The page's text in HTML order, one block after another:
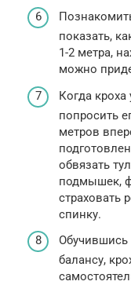
показать,
1-2 метра,
можно
Когда кроха
попросить
метров
обвязать
подмышек,
страховать
спинку.
балансу,